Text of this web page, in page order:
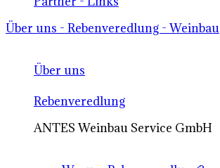
Über uns - Rebenveredlung - Weinbau
Über uns
Rebenveredlung
ANTES Weinbau Service GmbH